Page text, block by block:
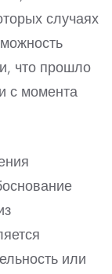
случаях
что прошло
с момента
или